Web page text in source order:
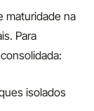
maturidade na
Para
isolados